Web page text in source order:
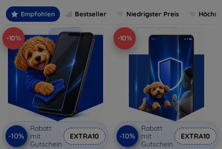
Empfohlen Bestseller Niedrigster Preis
-10%
-10%
Rabatt
mit
Gutschein
EXTRA10
-10%
-10%
Rabatt
mit
Gutschein
EXTRA10